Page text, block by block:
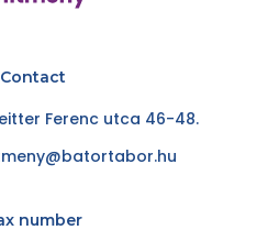
Contact
Ferenc utca 46-48.
number